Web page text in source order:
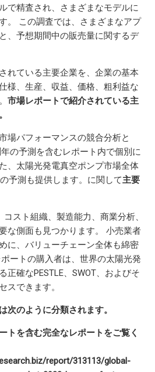
で精査され、さまざまなモデルに
。 この調査では、さまざまなアプ
、予想期間中の販売量に関するデ
れている主要企業を、企業の基本
様、生産、収益、価格、粗利益な
市場レポートで紹介されている主
場パフォーマンスの競合分析と
の予測を含むレポート内で個別に
、太陽光発電真空ポンプ市場全体
予測も提供します。に関して主要
スト組織、製造能力、商業分析、
な側面も見つかります。 小売業者
に、バリューチェーン全体も綿密
ートの購入者は、世界の太陽光発
正確なPESTLE、SWOT、およびそ
スできます。
次のように分類されます。
トを含む完全なレポートをご覧く
report/313113/global-